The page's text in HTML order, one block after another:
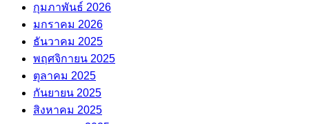
กุมภาพันธ์ 2026
มกราคม 2026
ธันวาคม 2025
พฤศจิกายน 2025
ตุลาคม 2025
กันยายน 2025
สิงหาคม 2025